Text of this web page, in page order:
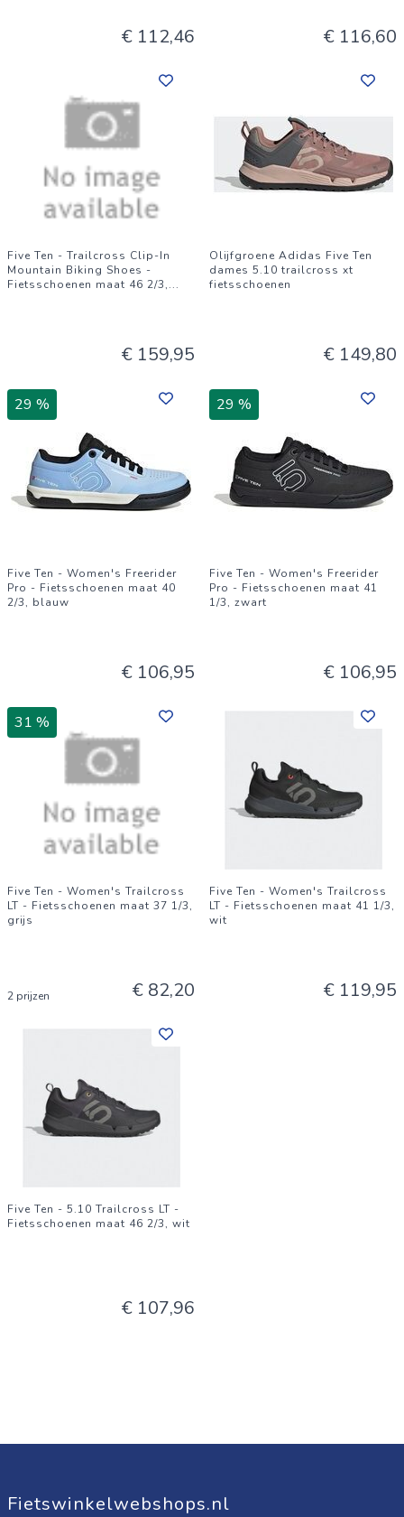
€ 112,46 € 116,60
Five Ten - Trailcross Clip-In
Mountain Biking Shoes -
Fietsschoenen maat 46 2/3,...
€ 159,95
Olijfgroene Adidas Five Ten
dames 5.10 trailcross xt
fietsschoenen
€ 149,80
29 %
Five Ten - Women's Freerider
Pro - Fietsschoenen maat 40
2/3, blauw
€ 106,95
29 %
Five Ten - Women's Freerider
Pro - Fietsschoenen maat 41
1/3, zwart
€ 106,95
31 %
Five Ten - Women's Trailcross
LT - Fietsschoenen maat 37 1/3,
grijs
2 prijzen € 82,20
Five Ten - Women's Trailcross
LT - Fietsschoenen maat 41 1/3,
wit
€ 119,95
Five Ten - 5.10 Trailcross LT -
Fietsschoenen maat 46 2/3, wit
€ 107,96
Fietswinkelwebshops.nl